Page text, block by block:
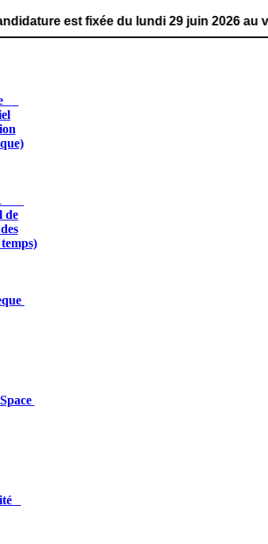
fixée du lundi 29 juin 2026 au
de